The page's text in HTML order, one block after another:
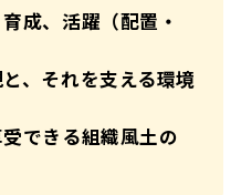
成、活躍（配置・
、それを支える環境
できる組織風土の